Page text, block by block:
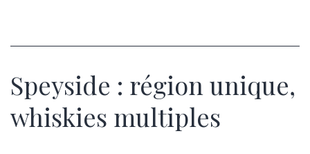
Speyside : région unique,
whiskies multiples